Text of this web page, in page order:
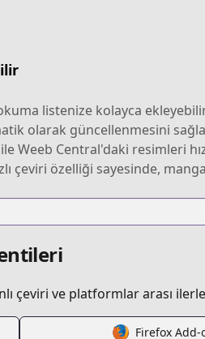
listenize kolayca
olarak güncellenmesini
Weeb Central'daki resimleri
çeviri özelliği sayesinde,
çeviri ve platformlar arası
Firefox Add-